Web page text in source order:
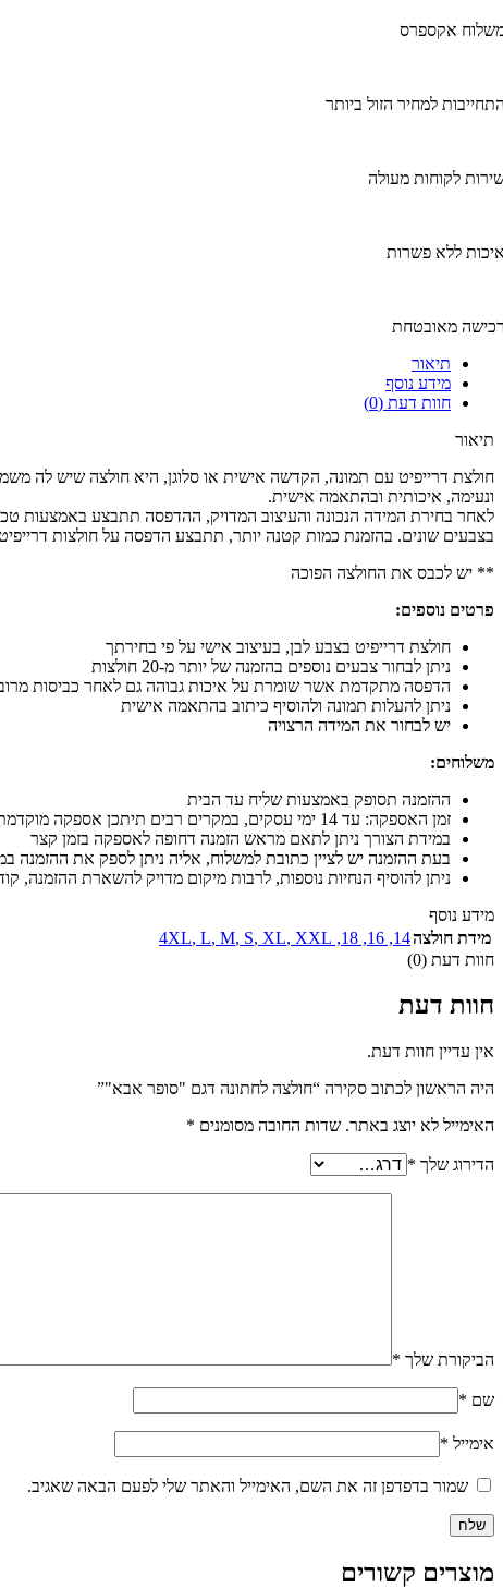
אקספרס
למחיר הזול ביותר
לקוחות מעולה
ללא פשרות
מאובטחת
תיאור
מידע נוסף
חוות דעת (0)
תיאור
חולצת דרייפיט עם תמונה, הקדשה אישית או סלוגן, היא חולצה שיש לה
ונעימה, איכותית ובהתאמה אישית.
בצבעים שונים. בהזמנת כמות קטנה יותר, תתבצע הדפסה על חולצות
** יש לכבס את החולצה הפוכה
פרטים נוספים:
חולצת דרייפיט בצבע לבן, בעיצוב אישי על פי בחירתך
ניתן לבחור צבעים נוספים בהזמנה של יותר מ-20 חולצות
הדפסה מתקדמת אשר שומרת על איכות גבוהה גם לאחר כביסות
ניתן להעלות תמונה ולהוסיף כיתוב בהתאמה אישית
יש לבחור את המידה הרצויה
משלוחים:
ההזמנה תסופק באמצעות שליח עד הבית
זמן האספקה: עד 14 ימי עסקים, במקרים רבים תיתכן אספקה מוקדמת יותר
במידת הצורך ניתן לתאם מראש הזמנה דחופה לאספקה בזמן קצר
בעת ההזמנה יש לציין כתובת למשלוח, אליה ניתן לספק את ההזמנה
ניתן להוסיף הנחיות נוספות, לרבות מיקום מדויק להשארת ההזמנה,
מידע נוסף
מידת חולצה14
,
16
,
18
,
4XL, L, M, S, XL, XXL
חוות דעת (0)
חוות דעת
אין עדיין חוות דעת.
היה הראשון לכתוב סקירה “חולצה לחתונה דגם "סופר אבא"”
האימייל לא יוצג באתר. שדות החובה מסומנים *
הדירוג שלך *
הביקורת שלך *
שם *
אימייל *
שמור בדפדפן זה את השם, האימייל והאתר שלי לפעם הבאה שאגיב.
מוצרים קשורים